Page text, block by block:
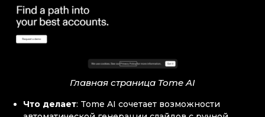
Главная страница Tome AI
Что делает: Tome AI сочетает возможности